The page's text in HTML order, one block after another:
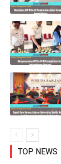
TOP NEWS